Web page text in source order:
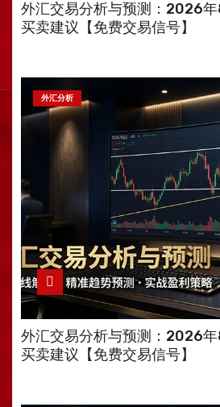
外汇交易分析与预测：2026
买卖建议【免费交易信号】
外汇分析
外汇交易分析与预测：2026
买卖建议【免费交易信号】